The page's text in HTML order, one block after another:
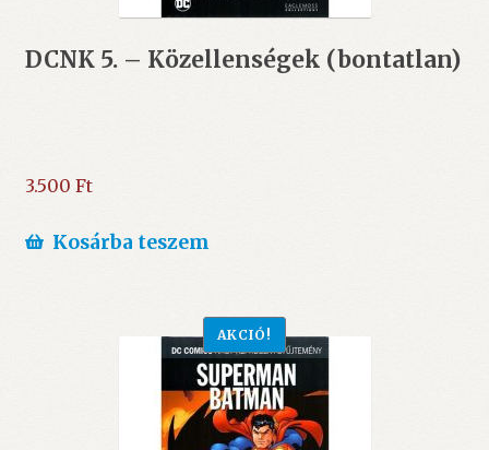
DCNK 5. – Közellenségek (bontatlan)
3.500 Ft
Kosárba teszem
AKCIÓ!